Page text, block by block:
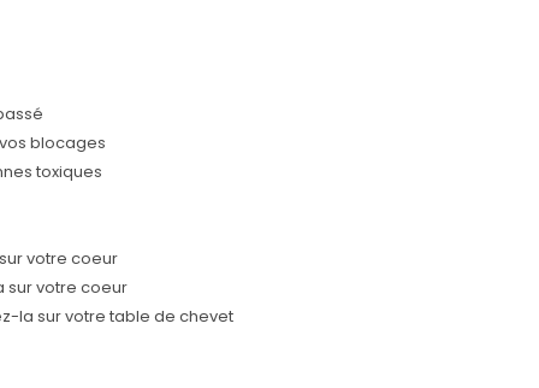
blocages
toxiques
votre coeur
sur votre coeur
la sur votre table de chevet